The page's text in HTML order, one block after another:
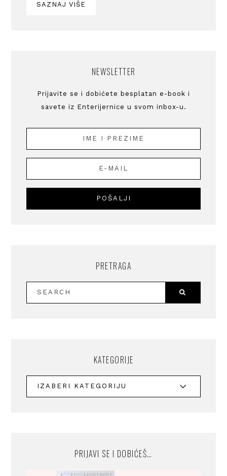
SAZNAJ VIŠE
NEWSLETTER
Prijavite se i dobićete besplatan e-book i
savete iz Enterijernice u svom inbox-u.
PRETRAGA
KATEGORIJE
PRIJAVI SE I DOBIĆEŠ…